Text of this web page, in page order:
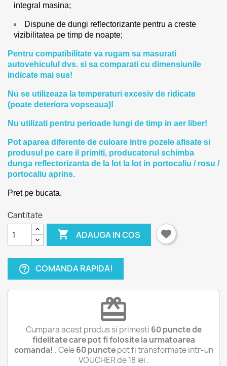
integral masina;
Dispune de dungi reflectorizante pentru a creste
vizibilitatea pe timp de noapte;
Pentru compatibilitate va rugam sa masurati
autovehiculul dvs. si sa comparati cu dimensiunile
indicate mai sus!
Nu se utilizeaza la temperaturi excesiv de ridicate
(poate deteriora vopseaua)!
Nu utilizati pentru perioade lungi de timp in aer liber!
Pot aparea diferente de culoare intre pozele afisate si
produsul pe care il primiti, producatorul schimba
dunga reflectorizanta de la lot la lot in portocaliu / rosu /
portocaliu aprins.
Pret pe bucata.
Cantitate
 ADAUGA IN COS
help_outline COMANDA RAPIDA!
redeem
Cumpara acest produs si primesti 60puncte de
fidelitate care pot fi folosite la urmatoarea
comanda! . Cele60punctepot fi transformate intr-un
VOUCHER de18 lei .